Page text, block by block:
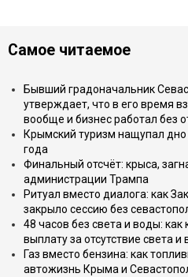
Самое читаемое
Бывший градоначальник
утверждает, что в его время
вообще и бизнес работал без
Крымский туризм нащупал
года
Финальный отсчёт: крыса,
администрации Трампа
Ритуал вместо диалога: как
закрыло сессию без
48 часов без света и воды:
выплату за отсутствие света
Газ вместо бензина: как
автожизнь Крыма и